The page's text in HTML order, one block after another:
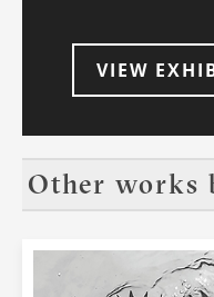
VIEW
Other works